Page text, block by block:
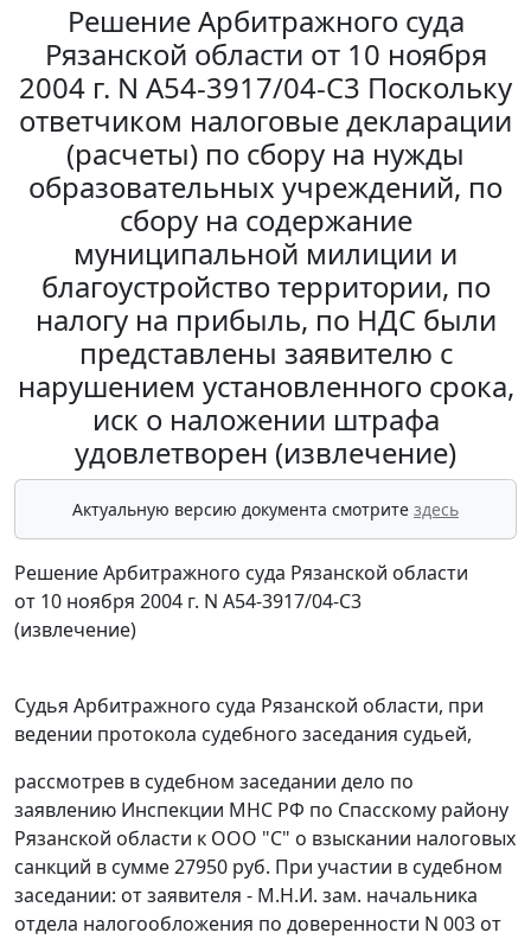
Решение Арбитражного суда
Рязанской области от 10 ноября
2004 г. N А54-3917/04-С3 Поскольку
ответчиком налоговые декларации
(расчеты) по сбору на нужды
образовательных учреждений, по
сбору на содержание
муниципальной милиции и
благоустройство территории, по
налогу на прибыль, по НДС были
представлены заявителю с
нарушением установленного срока,
иск о наложении штрафа
удовлетворен (извлечение)
Актуальную версию документа смотрите здесь
Решение Арбитражного суда Рязанской области
от 10 ноября 2004 г. N А54-3917/04-С3
(извлечение)
Судья Арбитражного суда Рязанской области, при
ведении протокола судебного заседания судьей,
рассмотрев в судебном заседании дело по
заявлению Инспекции МНС РФ по Спасскому району
Рязанской области к ООО "С" о взыскании налоговых
санкций в сумме 27950 руб. При участии в судебном
заседании: от заявителя - М.Н.И. зам. начальника
отдела налогообложения по доверенности N 003 от